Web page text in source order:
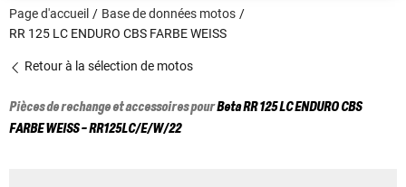
Page d'accueil
Base de données motos
RR 125 LC ENDURO CBS FARBE WEISS
Retour à la sélection de motos
Pièces de rechange et accessoires pourBetaRR 125 LC ENDURO CBS
FARBE WEISS - RR125LC/E/W/22